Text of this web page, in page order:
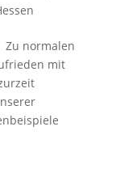
Zu normalen
mit